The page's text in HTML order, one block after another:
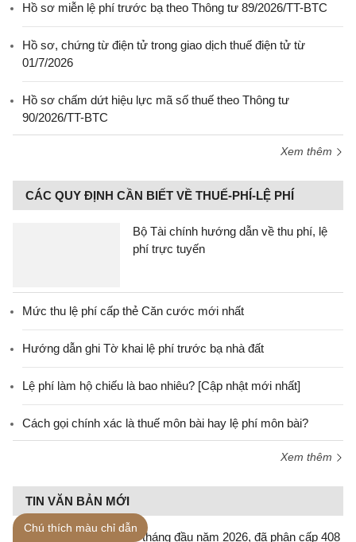
Hồ sơ miễn lệ phí trước bạ theo Thông tư 89/2026/TT-BTC
Hồ sơ, chứng từ điện tử trong giao dịch thuế điện tử từ
01/7/2026
Hồ sơ chấm dứt hiệu lực mã số thuế theo Thông tư
90/2026/TT-BTC
Xem thêm
CÁC QUY ĐỊNH CẦN BIẾT VỀ THUẾ-PHÍ-LỆ PHÍ
Bộ Tài chính hướng dẫn về thu phí, lệ
phí trực tuyến
Mức thu lệ phí cấp thẻ Căn cước mới nhất
Hướng dẫn ghi Tờ khai lệ phí trước bạ nhà đất
Lệ phí làm hộ chiếu là bao nhiêu? [Cập nhật mới nhất]
Cách gọi chính xác là thuế môn bài hay lệ phí môn bài?
Xem thêm
TIN VĂN BẢN MỚI
7 tháng đầu năm 2026, đã phân cấp 408
Chú thích màu chỉ dẫn